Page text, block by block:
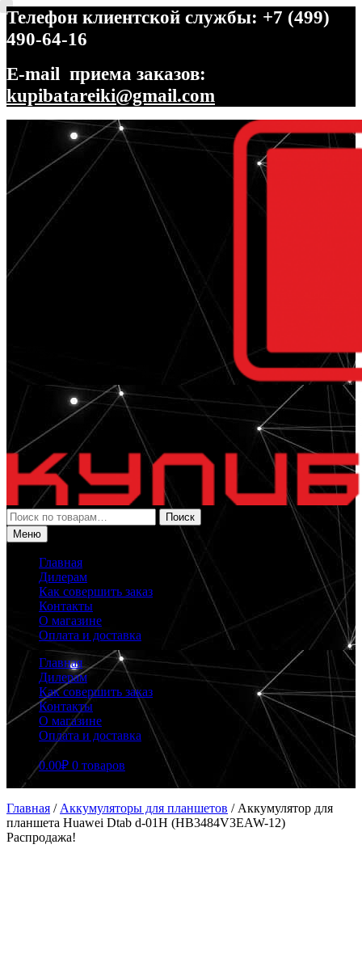
Телефон клиентской службы: +7 (499)
490-64-16
E-mail приема заказов:
kupibatareiki@gmail.com
Перейти
навигации
Перейти
содержимому
Искать:
Поиск
Меню
Главная
Дилерам
Как совершить заказ
Контакты
О магазине
Оплата и доставка
Главная
Дилерам
Как совершить заказ
Контакты
О магазине
Оплата и доставка
0.00₽ 0 товаров
Главная / Аккумуляторы для планшетов / Аккумулятор для
планшета Huawei Dtab d-01H (HB3484V3EAW-12)
Распродажа!